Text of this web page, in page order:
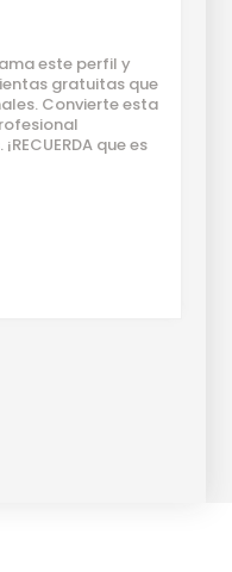
este perfil y
gratuitas que
Convierte esta
que es